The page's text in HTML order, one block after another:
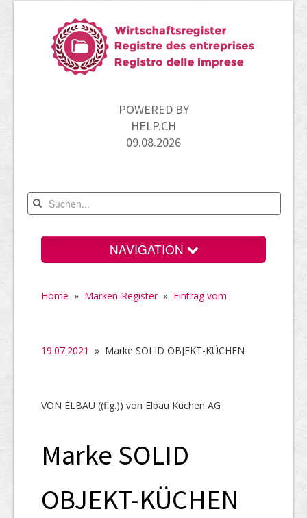
POWERED BY
HELP.CH
09.08.2026
NAVIGATION
UID-Register
Links
Home » Marken-Register» Eintrag vom
19.07.2021 » Marke SOLID OBJEKT-KÜCHEN
VON ELBAU ((fig.)) von Elbau Küchen AG
Marke SOLID
OBJEKT-KÜCHEN